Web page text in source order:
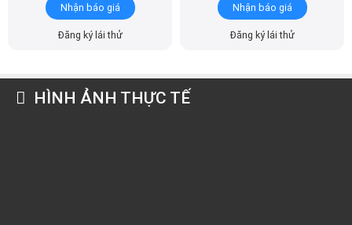
Nhận báo giá
Đăng ký lái thử
Nhận báo giá
Đăng ký lái thử
HÌNH ẢNH THỰC TẾ